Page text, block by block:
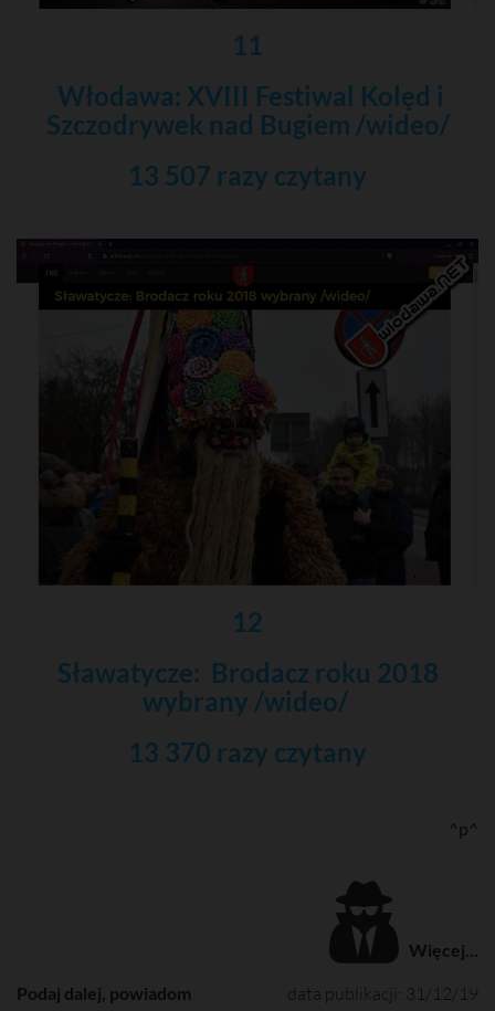
11
Włodawa: XVIII Festiwal Kolęd i
Szczodrywek nad Bugiem /wideo/
13 507 razy czytany
12
Sławatycze: Brodacz roku 2018
wybrany /wideo/
13 370 razy czytany
^p^
Więcej...
data publikacji: 31/12/19
Podaj dalej, powiadom